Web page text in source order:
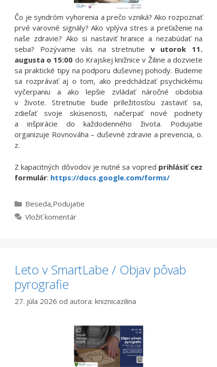
Čo je syndróm vyhorenia a prečo vzniká? Ako rozpoznať
prvé varovné signály? Ako vplýva stres a preťaženie na
naše zdravie? Ako si nastaviť hranice a nezabúdať na
seba? Pozývame vás na stretnutie v utorok 11.
augusta o 15:00 do Krajskej knižnice v Žiline a dozviete
sa praktické tipy na podporu duševnej pohody. Budeme
sa rozprávať aj o tom, ako predchádzať psychickému
vyčerpaniu a ako lepšie zvládať náročné obdobia
v živote. Stretnutie bude príležitosťou zastaviť sa,
zdieľať svoje skúsenosti, načerpať nové podnety
a inšpirácie do každodenného života. Podujatie
organizuje Rovnováha – duševné zdravie a prevencia, o.
z.
Z kapacitných dôvodov je nutné sa vopred prihlásiť cez
formulár: https://docs.google.com/forms/
Kategórie
Beseda,Podujatie
Vložiť komentár
Leto v SmartLabe / Objav pôvab
pyrografie
27. júla 2026 od autora: kniznicazilina